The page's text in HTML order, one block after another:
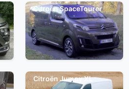
Citroën SpaceTourer
Citroën Jumpy XL